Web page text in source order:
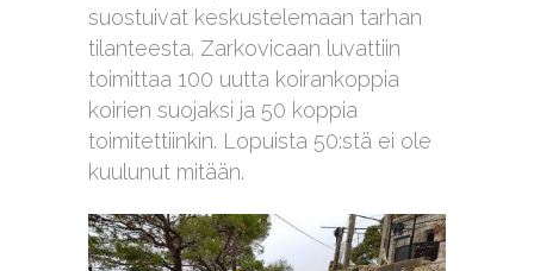
suostuivat keskustelemaan tarhan
tilanteesta. Zarkovicaan luvattiin
toimittaa 100 uutta koirankoppia
koirien suojaksi ja 50 koppia
toimitettiinkin. Lopuista 50:stä ei ole
kuulunut mitään.